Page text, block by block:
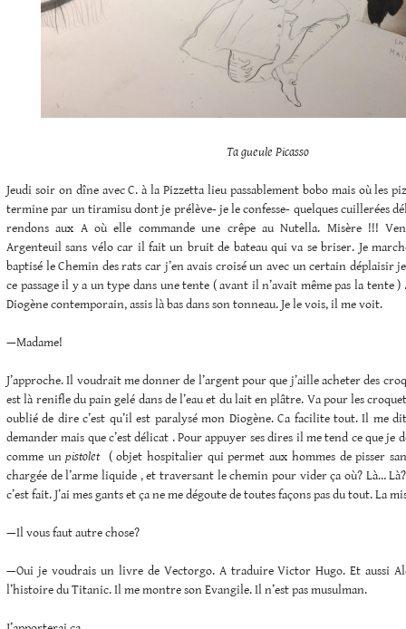
Ta gueule Picasso
Jeudi soir on dîne avec C. à la Pizzetta lieu passablement bobo mais où les
termine par un tiramisu dont je prélève- je le confesse- quelques cuillerées
rendons aux A où elle commande une crêpe au Nutella. Misère !!!
Argenteuil sans vélo car il fait un bruit de bateau qui va se briser. Je
baptisé le Chemin des rats car j’en avais croisé un avec un certain déplaisir
ce passage il y a un type dans une tente ( avant il n’avait même pas la tente )
Diogène contemporain, assis là bas dans son tonneau. Je le vois, il me voit.
—Madame!
J’approche. Il voudrait me donner de l’argent pour que j’aille acheter des
est là renifle du pain gelé dans de l’eau et du lait en plâtre. Va pour les
oublié de dire c’est qu’il est paralysé mon Diogène. Ca facilite tout. Il me
demander mais que c’est délicat . Pour appuyer ses dires il me tend ce que
comme unpistolet ( objet hospitalier qui permet aux hommes de pisser
chargée de l’arme liquide , et traversant le chemin pour vider ça où? Là…
c’est fait. J’ai mes gants et ça ne me dégoute de toutes façons pas du tout. La
—Il vous faut autre chose?
—Oui je voudrais un livre de Vectorgo. A traduire Victor Hugo. Et aussi
l’histoire du Titanic. Il me montre son Evangile. Il n’est pas musulman.